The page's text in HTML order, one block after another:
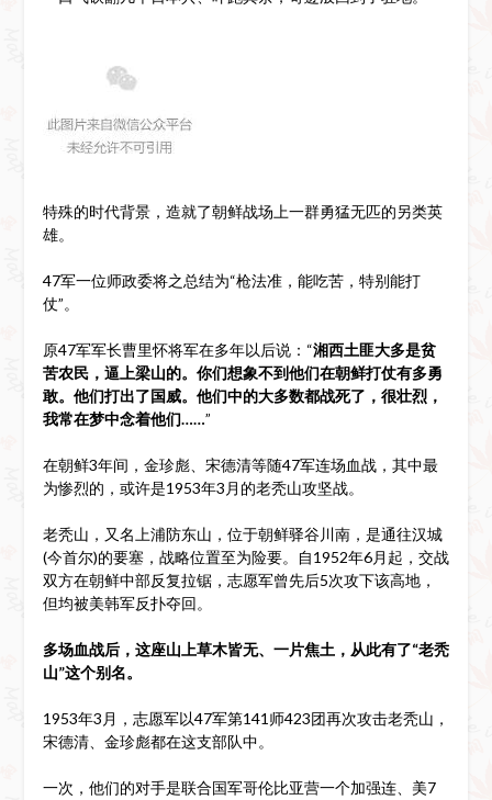
特殊的时代背景，造就了朝鲜战场上一群勇猛无匹的另类英
雄。
47军一位师政委将之总结为“枪法准，能吃苦，特别能打
仗”。
原47军军长曹里怀将军在多年以后说：“湘西土匪大多是贫
苦农民，逼上梁山的。你们想象不到他们在朝鲜打仗有多勇
敢。他们打出了国威。他们中的大多数都战死了，很壮烈，
我常在梦中念着他们……”
在朝鲜3年间，金珍彪、宋德清等随47军连场血战，其中最
为惨烈的，或许是1953年3月的老秃山攻坚战。
老秃山，又名上浦防东山，位于朝鲜驿谷川南，是通往汉城
(今首尔)的要塞，战略位置至为险要。自1952年6月起，交战
双方在朝鲜中部反复拉锯，志愿军曾先后5次攻下该高地，
但均被美韩军反扑夺回。
多场血战后，这座山上草木皆无、一片焦土，从此有了“老秃
山”这个别名。
1953年3月，志愿军以47军第141师423团再次攻击老秃山，
宋德清、金珍彪都在这支部队中。
一次，他们的对手是联合国军哥伦比亚营一个加强连、美7